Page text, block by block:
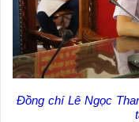
Đồng chí Lê Ngọc